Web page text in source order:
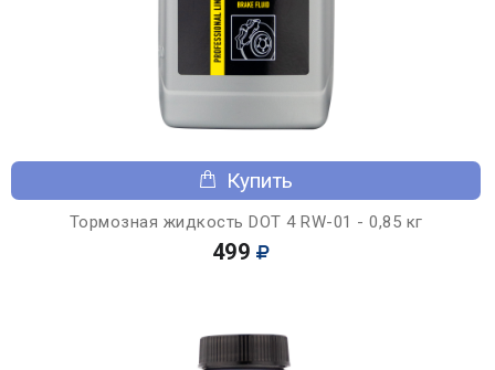
Купить
Тормозная жидкость DOT 4 RW-01 - 0,85 кг
499